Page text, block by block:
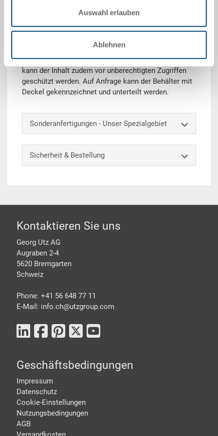
Auswahl erlauben
Ablehnen
Technische Daten
Der RAKO Behälter mit Scharnierdeckel eignet sich
Zusätzlich bewahrt der Deckel die Güter vor Staub
und Schmutz. Ergänzt mit einem Sicherheitsschloss
kann der Inhalt zudem vor unberechtigten Zugriffen
geschützt werden. Auf Anfrage kann der Behälter mit
Deckel gekennzeichnet und unterteilt werden.
Sonderanfertigungen - Unser Spezialgebiet
Sicherheit & Bestellung
Footer
Kontaktieren Sie uns
Georg Utz AG
Augraben 2-4
5620 Bremgarten
Schweiz
Phone: +41 56 648 77 11
E-Mail: info.ch@utzgroup.com
Geschäftsbedingungen
Impressum
Datenschutz
Cookie-Einstellungen
Nutzungsbedingungen
AGB